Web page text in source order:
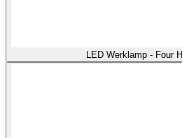
LED Werklamp - Four